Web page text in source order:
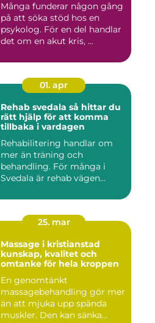
Många funderar någon gång
på att söka stöd hos en
psykolog. För en del handlar
det om en akut kris, ...
01. apr
Rehab svedala så hittar du
rätt hjälp för att komma
tillbaka i vardagen
Rehabilitering handlar om
mer än träning och
behandling. För många i
Svedala är rehab vägen
25. mar
Massage i kristianstad
kunskap, kvalitet och
omtanke för hela kroppen
En genomtänkt
massagebehandling gör mer
än att mjuka upp spända
muskler. Den kan sänka